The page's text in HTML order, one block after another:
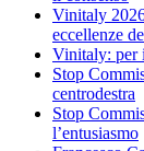
Vinitaly
eccellenze
Vinitaly: per
Stop
centrodestra
Stop
l’entusiasmo